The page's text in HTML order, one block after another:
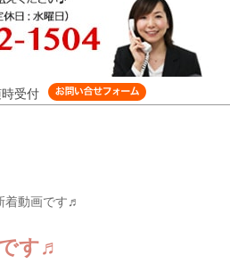
受付
着動画です♬
す♬